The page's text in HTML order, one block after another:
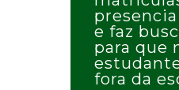
e faz
para que
fora da